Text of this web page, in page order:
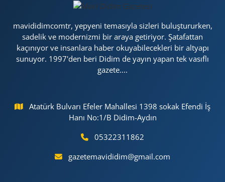
mavididimcomtr, yepyeni temasıyla sizleri buluştururken,
sadelik ve modernizmi bir araya getiriyor. Şatafattan
kaçınıyor ve insanlara haber okuyabilecekleri bir altyapı
sunuyor. 1997'den beri Didim de yayın yapan tek vasıflı
gazete....
Atatürk Bulvarı Efeler Mahallesi 1398 sokak Efendi İş
Hanı No:1/B Didim-Aydın
05322311862
gazetemavididim@gmail.com